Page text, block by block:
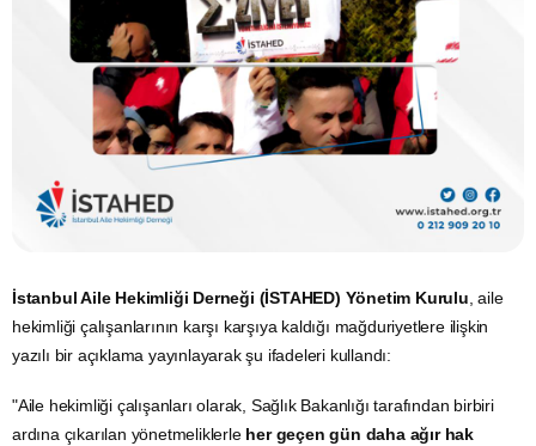
İstanbul Aile Hekimliği Derneği (İSTAHED) Yönetim Kurulu, aile
hekimliği çalışanlarının karşı karşıya kaldığı mağduriyetlere ilişkin
yazılı bir açıklama yayınlayarak şu ifadeleri kullandı:
"Aile hekimliği çalışanları olarak, Sağlık Bakanlığı tarafından birbiri
ardına çıkarılan yönetmeliklerle her geçen gün daha ağır hak